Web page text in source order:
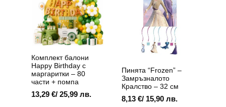
Shark
см
+
дръжка
Комплект балони
Happy Birthday с
маргаритки – 80
части + помпа
13,29 €/ 25,99 лв.
Пинята “Frozen” –
Замръзналото
Кралство – 32 см
8,13 €/ 15,90 лв.